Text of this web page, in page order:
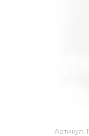
Артикул: